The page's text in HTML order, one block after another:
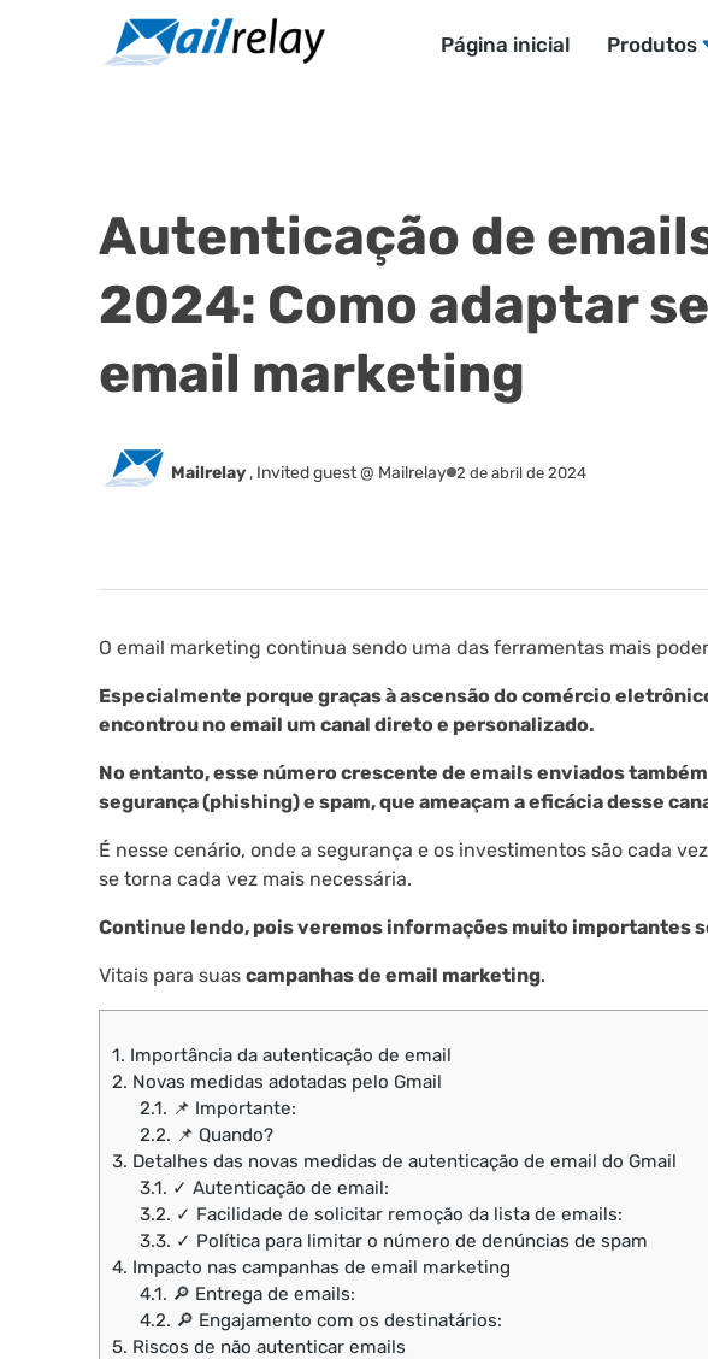
Página inicial Produtos
Autenticação de
2024: Como adaptar
email marketing
Mailrelay , Invited guest @ Mailrelay 2 de abril de 2024
O email marketing continua sendo uma das ferramentas mais
Especialmente porque graças à ascensão do comércio
encontrou no email um canal direto e personalizado.
No entanto, esse número crescente de emails enviados
segurança (phishing) e spam, que ameaçam a eficácia desse
É nesse cenário, onde a segurança e os investimentos são cada
se torna cada vez mais necessária.
Continue lendo, pois veremos informações muito importantes
Vitais para suas campanhas de email marketing.
1. Importância da autenticação de email
2. Novas medidas adotadas pelo Gmail
2.1. 📌 Importante:
2.2. 📌 Quando?
3. Detalhes das novas medidas de autenticação de email do Gmail
3.1. ✓ Autenticação de email:
3.2. ✓ Facilidade de solicitar remoção da lista de emails:
3.3. ✓ Política para limitar o número de denúncias de spam
4. Impacto nas campanhas de email marketing
4.1. 🔎 Entrega de emails:
4.2. 🔎 Engajamento com os destinatários:
5. Riscos de não autenticar emails